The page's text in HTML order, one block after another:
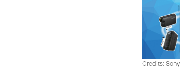
Credits: Sony